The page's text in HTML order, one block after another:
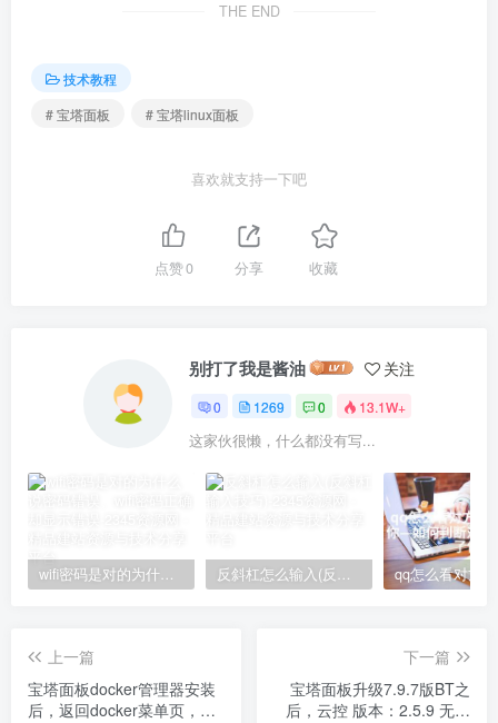
THE END
技术教程
# 宝塔面板
# 宝塔linux面板
喜欢就支持一下吧
点赞0 分享 收藏
别打了我是酱油 关注
0 1269 0 13.1W+
这家伙很懒，什么都没有写...
wifi密码是对的为什么说密码错误、wifi密码正确却显示错误 反斜杠怎么输入(反斜杠输入技巧)
上一篇
宝塔面板docker管理器安装
后，返回docker菜单页，提
下一篇
宝塔面板升级7.9.7版BT之
后，云控 版本：2.5.9 无法